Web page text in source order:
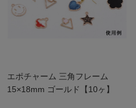
エポチャーム 三角フレーム
15×18mm ゴールド【10ヶ】